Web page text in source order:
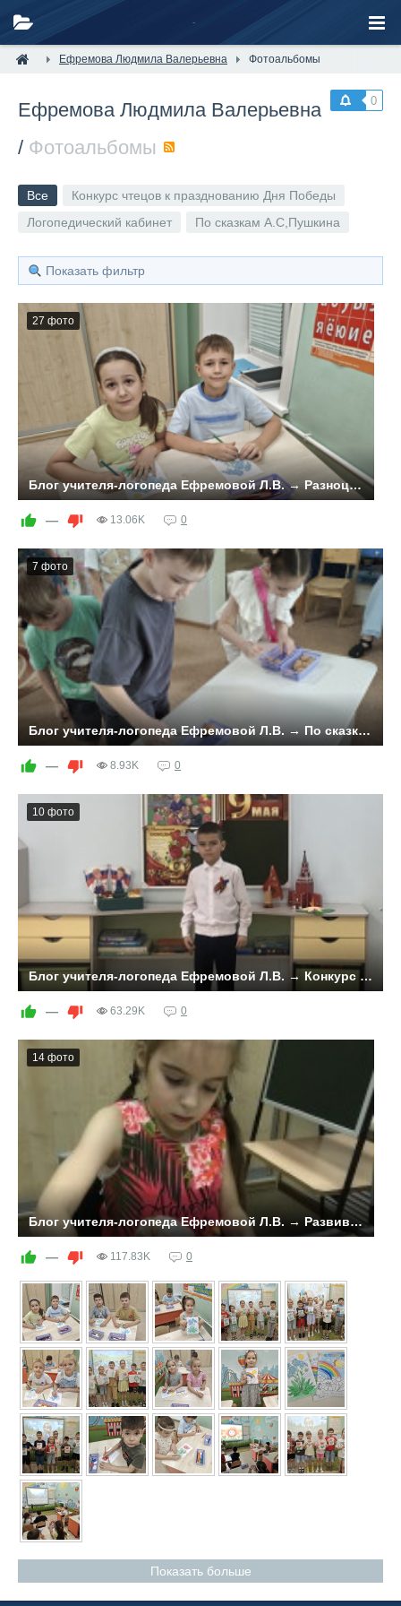
Ефремова Людмила Валерьевна Фотоальбомы
0
Ефремова Людмила Валерьевна
/ Фотоальбомы
Все
Конкурс чтецов к празднованию Дня Победы
Логопедический кабинет
По сказкам А.С,Пушкина
Показать фильтр
27 фото
Блог учителя-логопеда Ефремовой Л.В. → Разноцветные сказки
— 13.06K 0
7 фото
Блог учителя-логопеда Ефремовой Л.В. → По сказкам А.С,Пушкина
— 8.93K 0
10 фото
Блог учителя-логопеда Ефремовой Л.В. → Конкурс чтецов к празднованию Дня Победы
достойно выступили на конкурсе чтецов, который был
проведен в группе 22 апреля 2025 года.
— 63.29K 0
14 фото
Блог учителя-логопеда Ефремовой Л.В. → Развивающая среда логопедического кабинета
пополнился новым игровым материалом, имеющим
коррекционно-развивающую направленность.
— 117.83K 0
Показать больше